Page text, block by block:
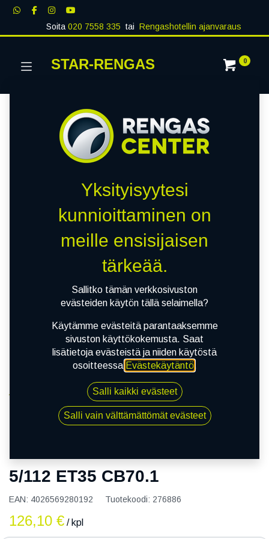
Soita020 7558 335 tai Rengashotellin ajanvaraus
STAR-RENGAS 0
ALUMIINI
DEZENT TY GRAPHITE 7x16 5/112 ET35 CB70.1
5/112 ET35 CB70.1
EAN: 4026569280192 Tuotekoodi: 276886
126,10 € / kpl
Yksityisyytesi
kunnioittaminen on
meille ensisijaisen
tärkeää.
Sallitko tämän verkkosivuston
evästeiden käytön tällä selaimella?
Käytämme evästeitä parantaaksemme
sivuston käyttökokemusta. Saat
lisätietoja evästeistä ja niiden käytöstä
osoitteessa Evästekäytäntö.
Salli kaikki evästeet
Salli vain välttämättömät evästeet